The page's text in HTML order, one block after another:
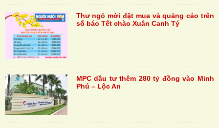
Thư ngỏ mời đặt mua và quảng cáo trên
số báo Tết chào Xuân Canh Tý
MPC dầu tư thêm 280 tỷ đồng vào Minh
Phú – Lộc An